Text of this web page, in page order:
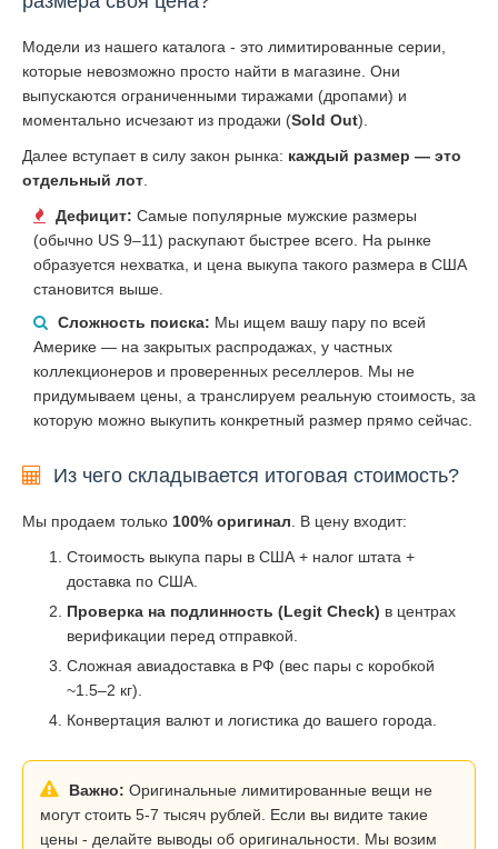
Модели из нашего каталога - это лимитированные серии,
которые невозможно просто найти в магазине. Они
выпускаются ограниченными тиражами (дропами) и
моментально исчезают из продажи (Sold Out).
Далее вступает в силу закон рынка: каждый размер — это
отдельный лот
Дефицит: Самые популярные мужские размеры
(обычно US 9–11) раскупают быстрее всего. На рынке
образуется нехватка, и цена выкупа такого размера в США
становится выше.
Сложность поиска: Мы ищем вашу пару по всей
Америке — на закрытых распродажах, у частных
коллекционеров и проверенных реселлеров. Мы не
придумываем цены, а транслируем реальную стоимость, за
которую можно выкупить конкретный размер прямо сейчас.
Из чего складывается итоговая стоимость?
Мы продаем только 100% оригинал . В цену входит:
Стоимость выкупа пары в США + налог штата +
доставка по США.
Проверка на подлинность (Legit Check) в центрах
верификации перед отправкой.
Сложная авиадоставка в РФ (вес пары с коробкой
~1.5–2 кг).
Конвертация валют и логистика до вашего города.
Важно: Оригинальные лимитированные вещи не
могут стоить 5-7 тысяч рублей. Если вы видите такие
цены - делайте выводы об оригинальности. Мы возим